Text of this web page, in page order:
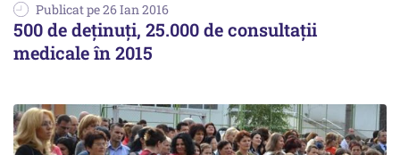
Publicat pe 26 Ian 2016
500 de deținuți, 25.000 de consultații
medicale în 2015